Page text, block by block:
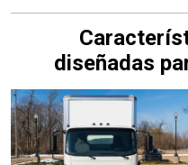
diseñadas